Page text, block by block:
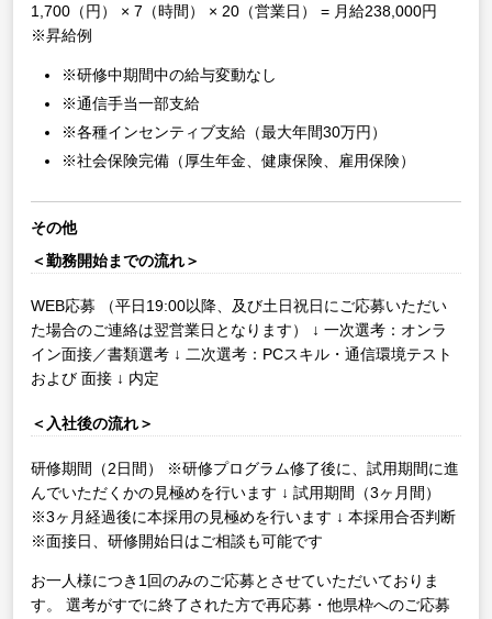
1,700（円） × 7（時間） × 20（営業日） = 月給238,000円
※昇給例
※研修中期間中の給与変動なし
※通信手当一部支給
※各種インセンティブ支給（最大年間30万円）
※社会保険完備（厚生年金、健康保険、雇用保険）
その他
＜勤務開始までの流れ＞
WEB応募 （平日19:00以降、及び土日祝日にご応募いただい
た場合のご連絡は翌営業日となります）
↓ 一次選考：オンラ
イン面接／書類選考 ↓ 二次選考：PCスキル・通信環境テスト
および 面接 ↓ 内定
＜入社後の流れ＞
研修期間（2日間）
※研修プログラム修了後に、試用期間に進
んでいただくかの見極めを行います ↓ 試用期間（3ヶ月間）
※3ヶ月経過後に本採用の見極めを行います ↓ 本採用合否判断
※面接日、研修開始日はご相談も可能です
お一人様につき1回のみのご応募とさせていただいておりま
す。
選考がすでに終了された方で再応募・他県枠へのご応募